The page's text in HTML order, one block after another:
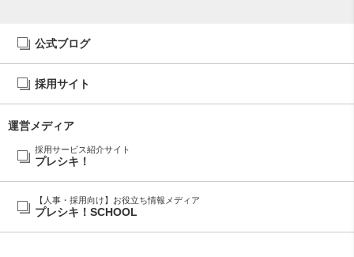
公式ブログ
採用サイト
運営メディア
採用サービス紹介サイト
プレシキ！
【人事・採用向け】お役立ち情報メディア
プレシキ！SCHOOL